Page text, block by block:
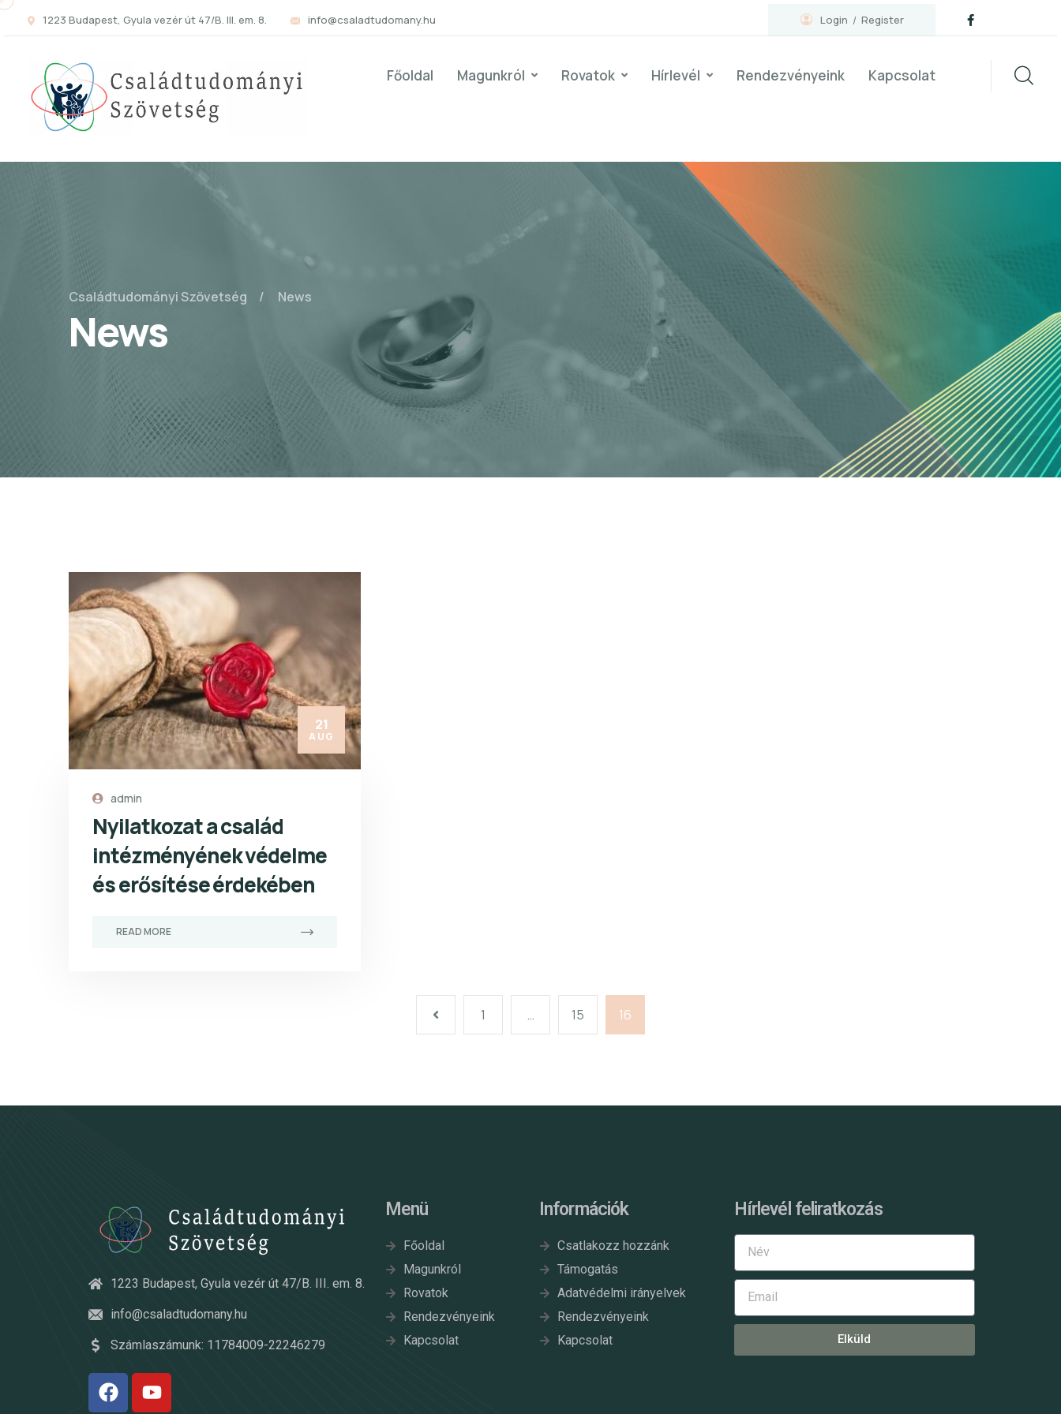
1223 Budapest, Gyula vezér út 47/B. III. em. 8. info@csaladtudomany.hu Login Register
Főoldal Magunkról Rovatok Hírlevél Rendezvényeink Kapcsolat
Családtudományi Szövetség News
News
21
AUG
admin
Nyilatkozat a család
intézményének védelme
és erősítése érdekében
READ MORE
1 … 15 16
1223 Budapest, Gyula vezér út 47/B. III. em. 8.
info@csaladtudomany.hu
Számlaszámunk: 11784009-22246279
Menü
Főoldal
Magunkról
Rovatok
Rendezvényeink
Kapcsolat
Információk
Csatlakozz hozzánk
Támogatás
Adatvédelmi irányelvek
Rendezvényeink
Kapcsolat
Hírlevél feliratkozás
Elküld